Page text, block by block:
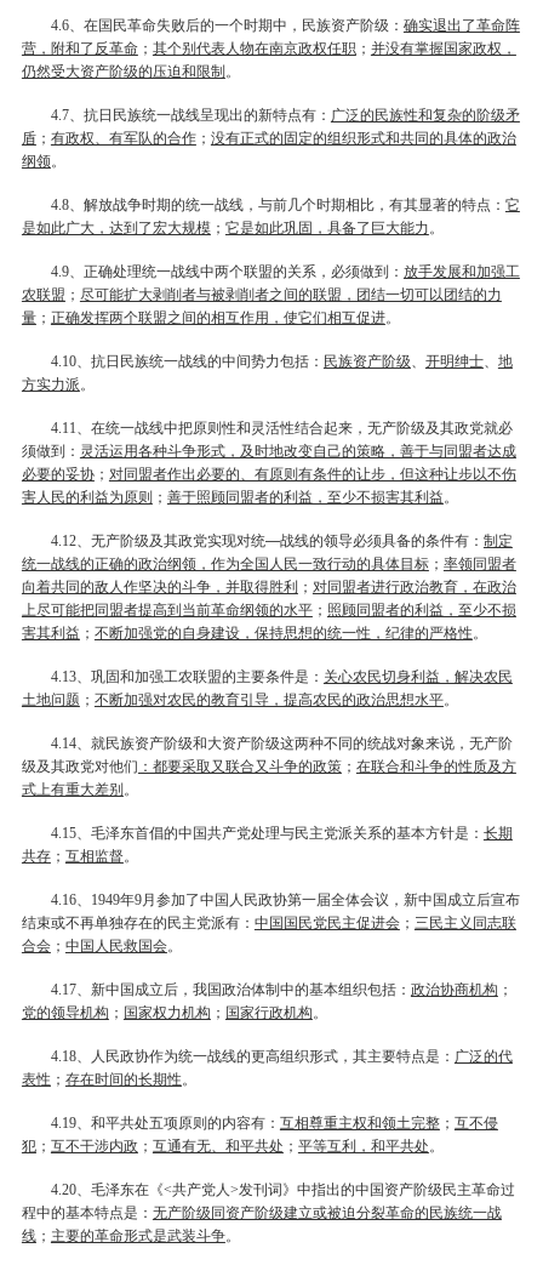
4.6、在国民革命失败后的一个时期中，民族资产阶级： 确实退出了革命阵
营，附和了反革命； 其个别代表人物在南京政权任职 ； 并没有掌握国家政权，
仍然受大资产阶级的压迫和限制。
4.7、抗日民族统一战线呈现出的新特点有： 广泛的民族性和复杂的阶级矛
盾； 有政权、有军队的合作； 没有正式的固定的组织形式和共同的具体的政治
纲领。
4.8、解放战争时期的统一战线，与前几个时期相比，有其显著的特点： 它
是如此广大，达到了宏大规模； 它是如此巩固，具备了巨大能力。
4.9、正确处理统一战线中两个联盟的关系，必须做到： 放手发展和加强工
农联盟 ； 尽可能扩大剥削者与被剥削者之间的联盟，团结一切可以团结的力
量； 正确发挥两个联盟之间的相互作用，使它们相互促进。
4.10、抗日民族统一战线的中间势力包括： 民族资产阶级 开明绅士、 地
方实力派。
4.11
、在统一战线中把原则性和灵活性结合起来，无产阶级及其政党就必
须做到： 灵活运用各种斗争形式，及时地改变自己的策略，善于与同盟者达成
必要的妥协； 对同盟者作出必要的、有原则有条件的让步，但这种让步以不伤
害人民的利益为原则； 善于照顾同盟者的利益，至少不损害其利益。
4.12、无产阶级及其政党实现对统—战线的领导必须具备的条件有： 制定
统一战线的正确的政治纲领，作为全国人民一致行动的具体目标； 率领同盟者
向着共同的敌人作坚决的斗争，并取得胜利 ； 对同盟者进行政治教育，在政治
上尽可能把同盟者提高到当前革命纲领的水平； 照顾同盟者的利益，至少不损
害其利益 ； 不断加强党的自身建设，保持思想的统一性，纪律的严格性。
4.13、巩固和加强工农联盟的主要条件是： 关心农民切身利益，解决农民
土地问题 ； 不断加强对农民的教育引导，提高农民的政治思想水平。
4.14、就民族资产阶级和大资产阶级这两种不同的统战对象来说，无产阶
级及其政党对他们 ：都要采取又联合又斗争的政策； 在联合和斗争的性质及方
式上有重大差别。
4.15、毛泽东首倡的中国共产党处理与民主党派关系的基本方针是： 长期
共存； 互相监督。
4.16、 1949年9月参加了中国人民政协第一届全体会议，新中国成立后宣布
结束或不再单独存在的民主党派有： 中国国民党民主促进会； 三民主义同志联
合会； 中国人民救国会。
4.17、新中国成立后，我国政治体制中的基本组织包括： 政治协商机构 ；
党的领导机构 ； 国家权力机构 ； 国家行政机构。
4.18、人民政协作为统一战线的更高组织形式，其主要特点是： 广泛的代
表性 ； 存在时间的长期性。
4.19、和平共处五项原则的内容有： 互相尊重主权和领土完整； 互不侵
犯； 互不干涉内政 ； 互通有无、和平共处 ； 平等互利，和平共处。
4.20、毛泽东在《<共产党人 >发刊词》中指出的中国资产阶级民主革命过
程中的基本特点是： 无产阶级同资产阶级建立或被迫分裂革命的民族统一战
线； 主要的革命形式是武装斗争。